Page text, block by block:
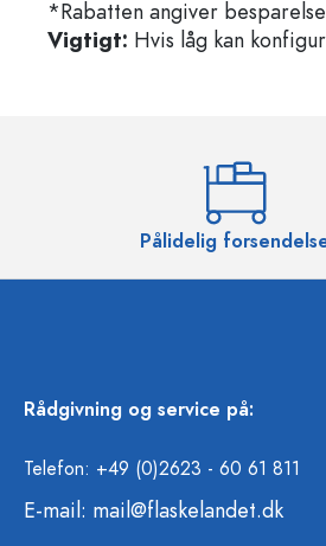
*Rabatten angiver
Vigtigt: Hvis låg kan
Pålidelig
Rådgivning og service på:
Telefon: +49 (0)2623 - 60 61 811
E-mail: mail@flaskelandet.dk